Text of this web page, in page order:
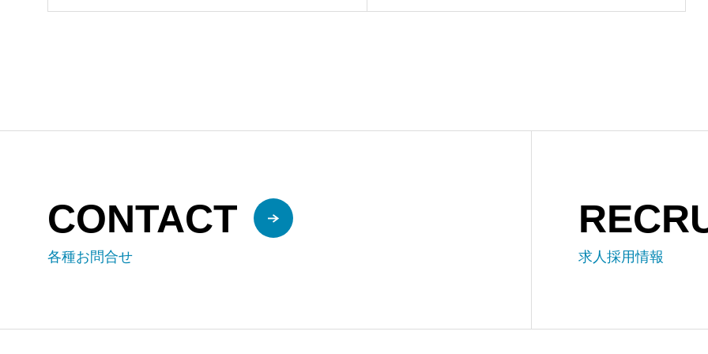
CONTACT
各種お問合せ 求人採用情報